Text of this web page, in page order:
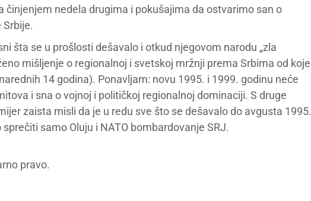
činjenjem nedela drugima i pokušajima da ostvarimo san o
šta se u prošlosti dešavalo i otkud njegovom narodu „zla
mišljenje o regionalnoj i svetskoj mržnji prema Srbima od koje
14 godina). Ponavljam: novu 1995. i 1999. godinu neće
i sna o vojnoj i političkoj regionalnoj dominaciji. S druge
zaista misli da je u redu sve što se dešavalo do avgusta 1995.
samo Oluju i NATO bombardovanje SRJ.
pravo.